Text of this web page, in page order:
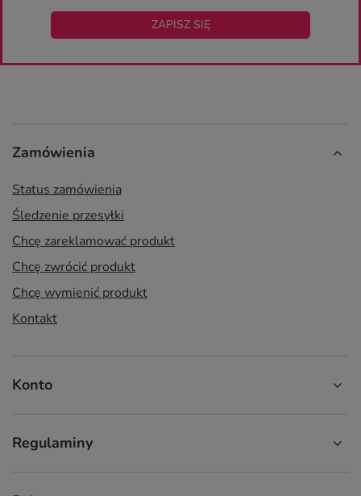
ZAPISZ SIĘ
Zamówienia
Status zamówienia
Śledzenie przesyłki
Chcę zareklamować produkt
Chcę zwrócić produkt
Chcę wymienić produkt
Kontakt
Konto
Regulaminy